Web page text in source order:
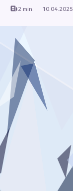
2 min. 10.04.2025